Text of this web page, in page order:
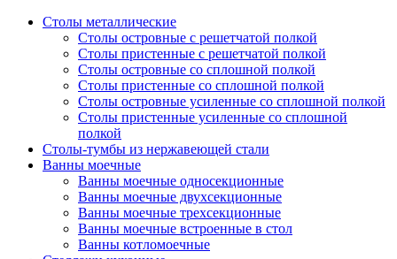
Столы металлические
Столы островные с решетчатой полкой
Столы пристенные с решетчатой полкой
Столы островные со сплошной полкой
Столы пристенные со сплошной полкой
Столы островные усиленные со сплошной полкой
Столы пристенные усиленные со сплошной
полкой
Столы-тумбы из нержавеющей стали
Ванны моечные
Ванны моечные односекционные
Ванны моечные двухсекционные
Ванны моечные трехсекционные
Ванны моечные встроенные в стол
Ванны котломоечные